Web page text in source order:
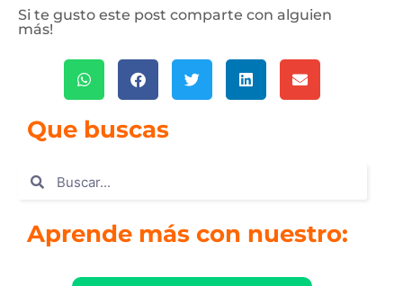
Si te gusto este post comparte con alguien
más!
Que buscas
Aprende más con nuestro: